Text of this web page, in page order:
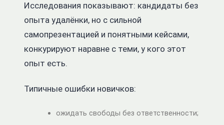
Исследования показывают: кандидаты без
опыта удалёнки, но с сильной
самопрезентацией и понятными кейсами,
конкурируют наравне с теми, у кого этот
опыт есть.
Типичные ошибки новичков:
ожидать свободы без ответственности;